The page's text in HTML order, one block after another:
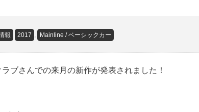
報 2017 , Mainline / ベーシックカー
ブさんでの来月の新作が発表されました！